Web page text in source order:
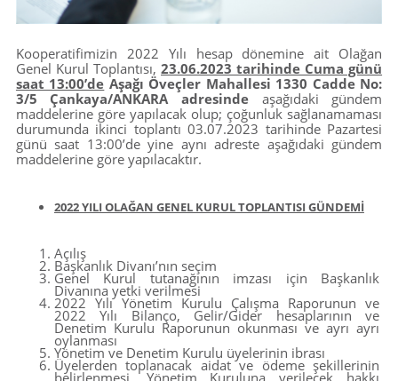
Kooperatifimizin 2022 Yılı hesap dönemine ait Olağan
Genel Kurul Toplantısı, 23.06.2023 tarihinde Cuma günü
saat 13:00’de Aşağı Öveçler Mahallesi 1330 Cadde No:
3/5 Çankaya/ANKARA adresinde aşağıdaki gündem
maddelerine göre yapılacak olup; çoğunluk sağlanamaması
durumunda ikinci toplantı 03.07.2023 tarihinde Pazartesi
günü saat 13:00’de yine aynı adreste aşağıdaki gündem
maddelerine göre yapılacaktır.
2022 YILI OLAĞAN GENEL KURUL TOPLANTISI GÜNDEMİ
Açılış
Başkanlık Divanı’nın seçim
Genel Kurul tutanağının imzası için Başkanlık
Divanına yetki verilmesi
2022 Yılı Yönetim Kurulu Çalışma Raporunun ve
2022 Yılı Bilanço, Gelir/Gider hesaplarının ve
Denetim Kurulu Raporunun okunması ve ayrı ayrı
oylanması
Yönetim ve Denetim Kurulu üyelerinin ibrası
Üyelerden toplanacak aidat ve ödeme şekillerinin
belirlenmesi, Yönetim Kuruluna verilecek hakkı